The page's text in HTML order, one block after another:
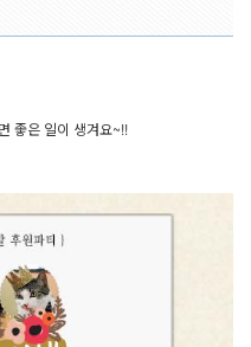
좋은 일이 생겨요~!!